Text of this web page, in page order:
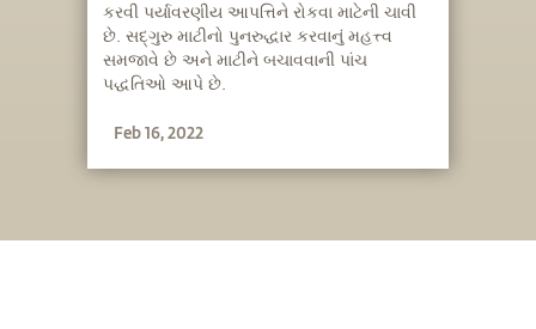
કરવી પર્યાવરણીય આપત્તિને રોકવા માટેની ચાવી
છે. સદ્‍ગુરુ માટીનો પુનરુદ્ધાર કરવાનું મહત્ત્વ
સમજાવે છે અને માટીને બચાવવાની પાંચ
પદ્ધતિઓ આપે છે.
Feb 16, 2022